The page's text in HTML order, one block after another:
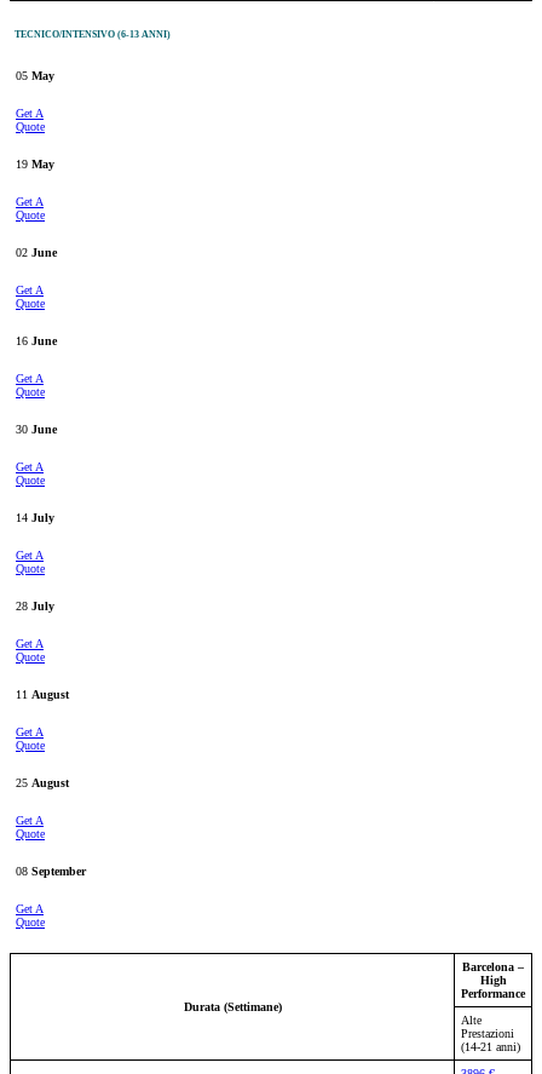
TECNICO/INTENSIVO (6-13 ANNI)
05 May
Get A
Quote
19 May
Get A
Quote
02 June
Get A
Quote
16 June
Get A
Quote
30 June
Get A
Quote
14 July
Get A
Quote
28 July
Get A
Quote
11 August
Get A
Quote
25 August
Get A
Quote
08 September
Get A
Quote
Durata (Settimane)
Barcelona –
High
Performance
Alte
Prestazioni
(14-21 anni)